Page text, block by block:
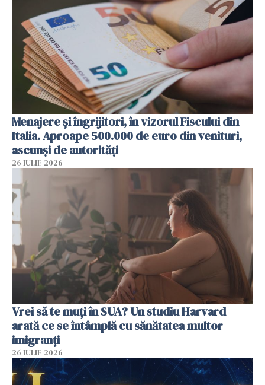
Menajere și îngrijitori, în vizorul Fiscului din
Italia. Aproape 500.000 de euro din venituri,
ascunși de autorități
26 IULIE 2026
Vrei să te muți în SUA? Un studiu Harvard
arată ce se întâmplă cu sănătatea multor
imigranți
26 IULIE 2026